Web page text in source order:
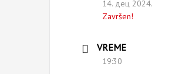
14. дец 2024.
Završen!
VREME
19:30